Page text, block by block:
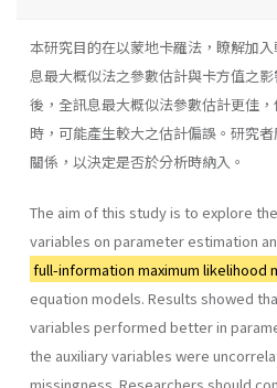
本研究目的在以蒙地卡羅法，瞭解加
息最大概似法之參數估計與卡方值之
後，全訊息最大概似法參數估計更佳
時，可能產生較大之估計偏誤。研究
關係，以決定是否於分析時納入。
The aim of this study is to explore
variables on parameter estimation
full-information maximum likelihood
equation models. Results showed
variables performed better in
the auxiliary variables were